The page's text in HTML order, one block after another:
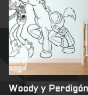
Woody y